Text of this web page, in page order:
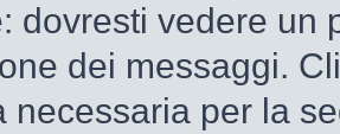
dovresti vedere un
dei messaggi.
necessaria per la